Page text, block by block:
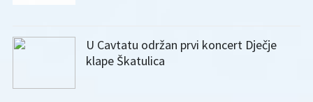
U Cavtatu održan prvi koncert Dječje
klape Škatulica